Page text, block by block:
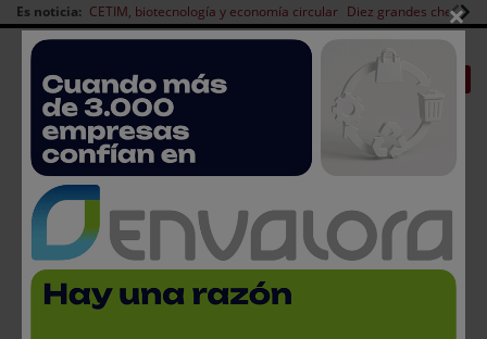
Es noticia: CETIM, biotecnología y economía circular Diez grandes chefs
Redes Sociales
Es noticia
| CANAL EMPLEO Login empresas Registro
Tricube, el producto ganador de
la XI edición de los Premios
×